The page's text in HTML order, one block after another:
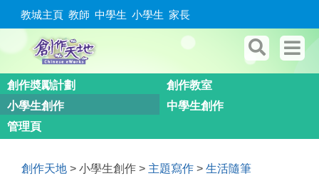
教城主頁 教師 中學生 小學生 家長
創作奬勵計劃
創作教室
小學生創作
中學生創作
管理頁
創作天地 > 小學生創作 > 主題寫作 > 生活隨筆